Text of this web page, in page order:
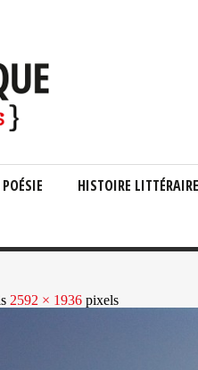
POÉSIE HISTOIRE LITTÉRAIRE
2592 × 1936 pixels